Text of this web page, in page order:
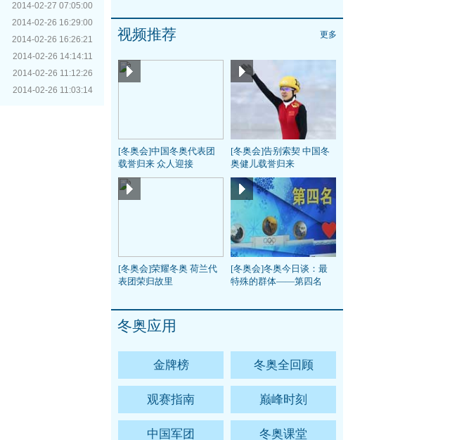
2014-02-27 07:05:00
2014-02-26 16:29:00
2014-02-26 16:26:21
2014-02-26 14:14:11
2014-02-26 11:12:26
2014-02-26 11:03:14
视频推荐 更多
[冬奥会]中国冬奥代表团
载誉归来 众人迎接
[冬奥会]告别索契 中国冬
奥健儿载誉归来
[冬奥会]荣耀冬奥 荷兰代
表团荣归故里
[冬奥会]冬奥今日谈：最
特殊的群体——第四名
冬奥应用
金牌榜 冬奥全回顾
观赛指南 巅峰时刻
中国军团 冬奥课堂